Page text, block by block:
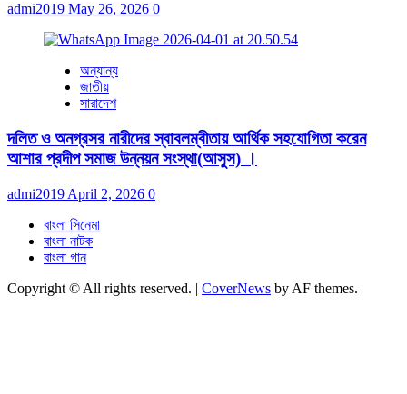
admi2019 May 26, 2026 0
অন্যান্য
জাতীয়
সারাদেশ
দলিত ও অনগ্রসর নারীদের স্বাবলম্বীতায় আর্থিক সহযোগিতা করেন
আশার প্রদীপ সমাজ উন্নয়ন সংস্থা(আসুস) ।
admi2019 April 2, 2026 0
বাংলা সিনেমা
বাংলা নাটক
বাংলা গান
Copyright © All rights reserved. | CoverNews by AF themes.